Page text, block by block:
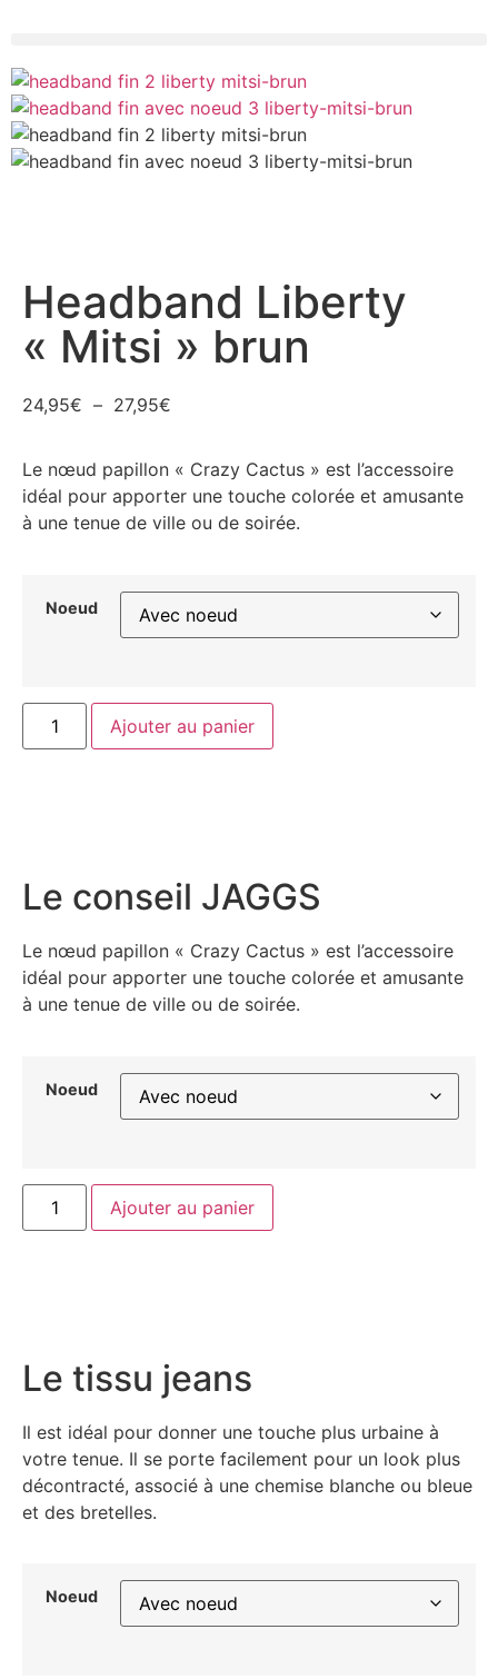
Headband Liberty
« Mitsi » brun
24,95€ – 27,95€
Le nœud papillon « Crazy Cactus » est l’accessoire
idéal pour apporter une touche colorée et amusante
à une tenue de ville ou de soirée.
Noeud
Ajouter au panier
Le conseil JAGGS
Le nœud papillon « Crazy Cactus » est l’accessoire
idéal pour apporter une touche colorée et amusante
à une tenue de ville ou de soirée.
Noeud
Ajouter au panier
Le tissu jeans
Il est idéal pour donner une touche plus urbaine à
votre tenue. Il se porte facilement pour un look plus
décontracté, associé à une chemise blanche ou bleue
et des bretelles.
Noeud